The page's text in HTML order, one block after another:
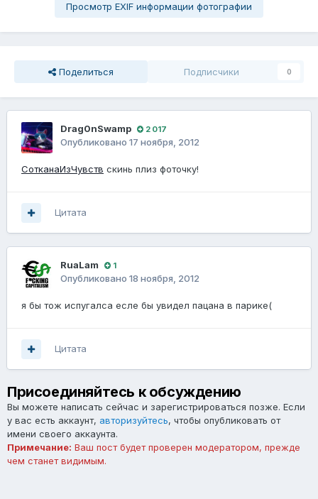
Просмотр EXIF информации фотографии
Поделиться Подписчики 0
Drag0nSwamp 2 017
Опубликовано 17 ноября, 2012
СотканаИзЧувств скинь плиз фоточку!
Цитата
RuaLam 1
Опубликовано 18 ноября, 2012
я бы тож испугалса есле бы увидел пацана в парике(
Цитата
Присоединяйтесь к обсуждению
Вы можете написать сейчас и зарегистрироваться позже. Если
у вас есть аккаунт, авторизуйтесь, чтобы опубликовать от
имени своего аккаунта.
Примечание: Ваш пост будет проверен модератором, прежде
чем станет видимым.